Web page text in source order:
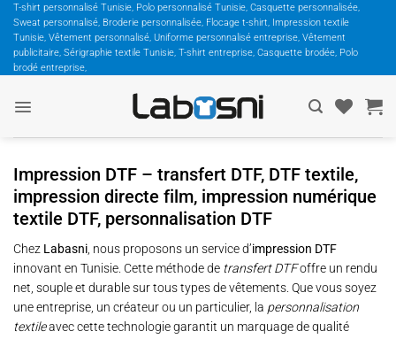
Passer
contenu
T-shirt personnalisé Tunisie, Polo personnalisé Tunisie, Casquette personnalisée,
Sweat personnalisé, Broderie personnalisée, Flocage t-shirt, Impression textile
Tunisie, Vêtement personnalisé, Uniforme personnalisé entreprise, Vêtement
publicitaire, Sérigraphie textile Tunisie, T-shirt entreprise, Casquette brodée, Polo
brodé entreprise,
Impression DTF – transfert DTF, DTF textile,
impression directe film, impression numérique
textile DTF, personnalisation DTF
Chez Labasni , nous proposons un service d’impression DTF
innovant en Tunisie. Cette méthode de transfert DTFoffre un rendu
net, souple et durable sur tous types de vêtements. Que vous soyez
une entreprise, un créateur ou un particulier, la personnalisation
textileavec cette technologie garantit un marquage de qualité